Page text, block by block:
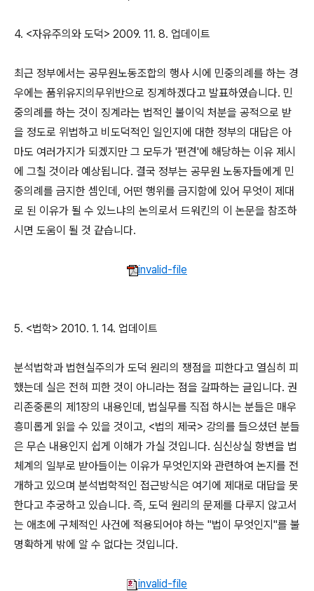
4. <자유주의와 도덕> 2009. 11. 8. 업데이트
최근 정부에서는 공무원노동조합의 행사 시에 민중의례를 하는 경
우에는 품위유지의무위반으로 징계하겠다고 발표하였습니다. 민
중의례를 하는 것이 징계라는 법적인 불이익 처분을 공적으로 받
을 정도로 위법하고 비도덕적인 일인지에 대한 정부의 대답은 아
마도 여러가지가 되겠지만 그 모두가 '편견'에 해당하는 이유 제시
에 그칠 것이라 예상됩니다. 결국 정부는 공무원 노동자들에게 민
중의례를 금지한 셈인데, 어떤 행위를 금지함에 있어 무엇이 제대
로 된 이유가 될 수 있느냐의 논의로서 드워킨의 이 논문을 참조하
시면 도움이 될 것 같습니다.
invalid-file
5. <법학> 2010. 1. 14. 업데이트
분석법학과 법현실주의가 도덕 원리의 쟁점을 피한다고 열심히 피
했는데 실은 전혀 피한 것이 아니라는 점을 갈파하는 글입니다. 권
리존중론의 제1장의 내용인데, 법실무를 직접 하시는 분들은 매우
흥미롭게 읽을 수 있을 것이고, <법의 제국> 강의를 들으셨던 분들
은 무슨 내용인지 쉽게 이해가 가실 것입니다. 심신상실 항변을 법
체계의 일부로 받아들이는 이유가 무엇인지와 관련하여 논지를 전
개하고 있으며 분석법학적인 접근방식은 여기에 제대로 대답을 못
한다고 추궁하고 있습니다. 즉, 도덕 원리의 문제를 다루지 않고서
는 애초에 구체적인 사건에 적용되어야 하는 "법이 무엇인지"를 불
명확하게 밖에 알 수 없다는 것입니다.
invalid-file